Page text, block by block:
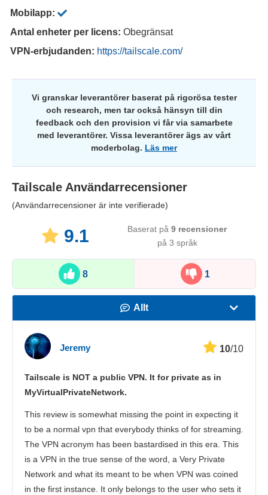
Mobilapp:
Antal enheter per licens: Obegränsat
VPN-erbjudanden: https://tailscale.com/
Vi granskar leverantörer baserat på rigorösa tester
och research, men tar också hänsyn till din
feedback och den provision vi får via samarbete
med leverantörer. Vissa leverantörer ägs av vårt
moderbolag. Läs mer
Tailscale Användarrecensioner
(Användarrecensioner är inte verifierade)
9.1 Baserat på 9 recensioner
på 3 språk
8 1
Allt
Kundtjänst
Jeremy 10/10
Tailscale is NOT a public VPN. It for private as in
MyVirtualPrivateNetwork.
This review is somewhat missing the point in expecting it
to be a normal vpn that everybody thinks of for streaming.
The VPN acronym has been bastardised in this era. This
is a VPN in the true sense of the word, a Very Private
Network and what its meant to be when VPN was coined
in the first instance. It only belongs to the user who sets it